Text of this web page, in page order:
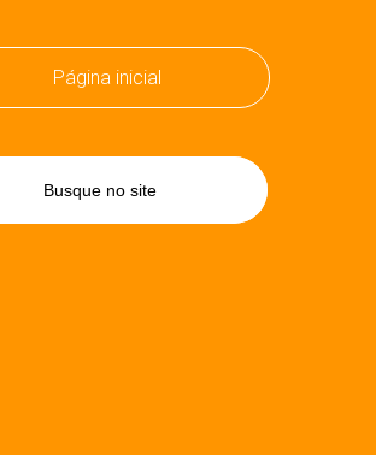
Página inicial